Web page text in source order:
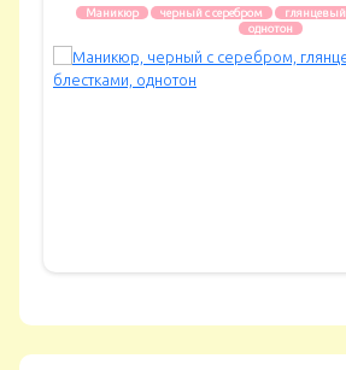
Маникюр черный с серебром глянцевый
однотон